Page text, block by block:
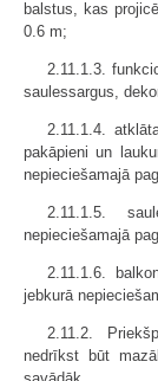
balstus, kas
0.6 m;
2.11.1.3.
saulessargus,
2.11.1.4.
pakāpieni un
nepieciešamajā
2.11.1.5.
nepieciešamajā
2.11.1.6.
jebkurā
2.11.2.
nedrīkst būt